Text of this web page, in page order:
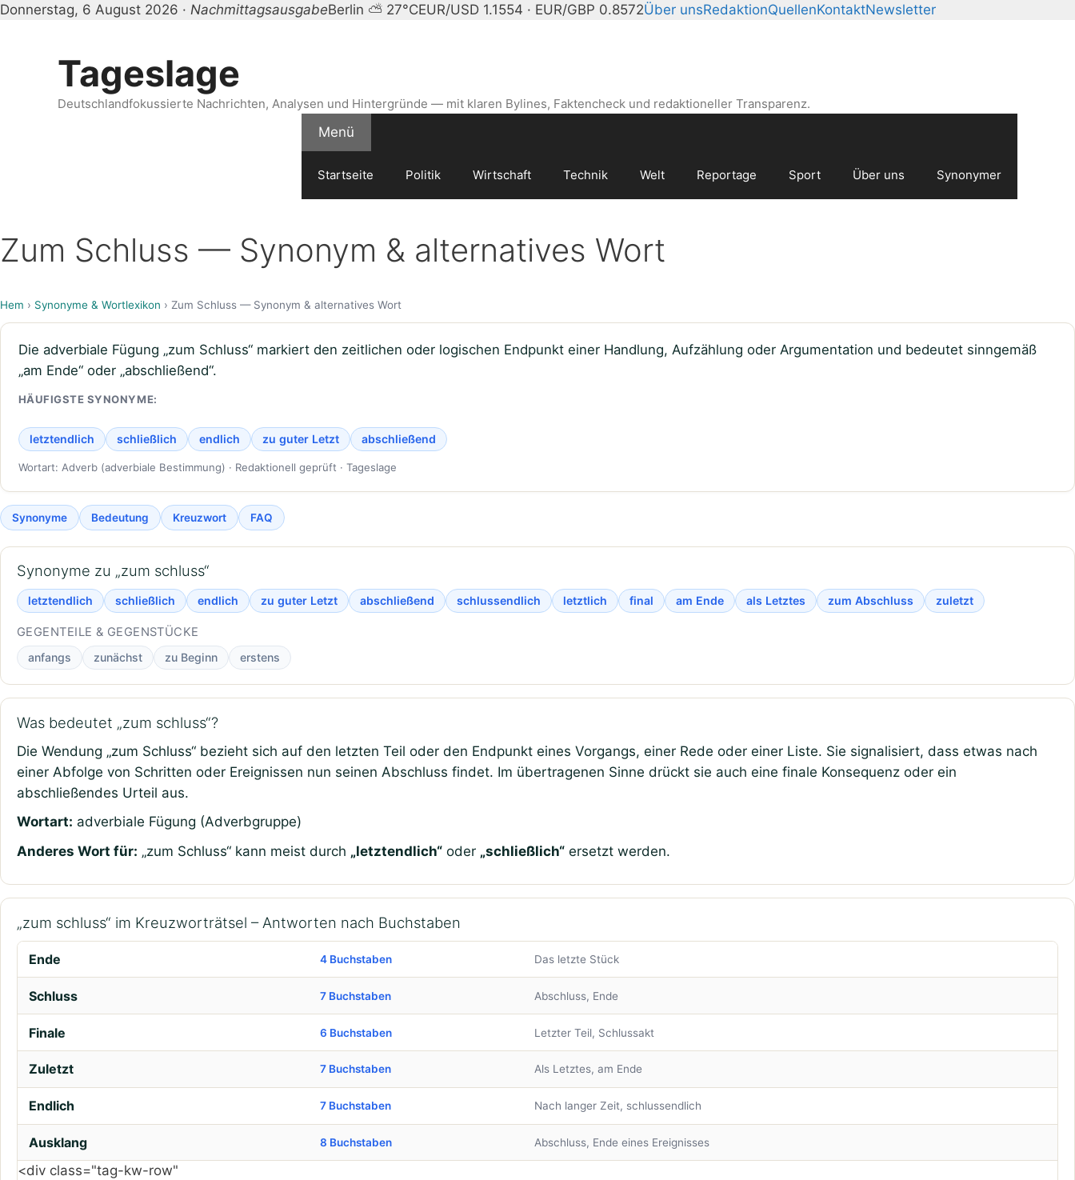
Donnerstag, 6 August 2026 · NachmittagsausgabeBerlin ⛅ 27°CEUR/USD 1.1554 · EUR/GBP 0.8572Über unsRedaktionQuellenKontaktNewsletter
Tageslage
Deutschlandfokussierte Nachrichten, Analysen und Hintergründe — mit klaren Bylines, Faktencheck und redaktioneller Transparenz.
Menü
Startseite Politik Wirtschaft Technik Welt Reportage Sport Über uns Synonymer
Zum Schluss — Synonym & alternatives Wort
Hem › Synonyme & Wortlexikon › Zum Schluss — Synonym & alternatives Wort
Die adverbiale Fügung „zum Schluss“ markiert den zeitlichen oder logischen Endpunkt einer Handlung, Aufzählung oder Argumentation und bedeutet sinngemäß
„am Ende“ oder „abschließend“.
HÄUFIGSTE SYNONYME:
letztendlich schließlich endlich zu guter Letzt abschließend
Wortart: Adverb (adverbiale Bestimmung) · Redaktionell geprüft · Tageslage
Synonyme Bedeutung Kreuzwort FAQ
Synonyme zu „zum schluss“
letztendlich schließlich endlich zu guter Letzt abschließend schlussendlich letztlich final am Ende als Letztes zum Abschluss zuletzt
GEGENTEILE & GEGENSTÜCKE
anfangs zunächst zu Beginn erstens
Was bedeutet „zum schluss“?
Die Wendung „zum Schluss“ bezieht sich auf den letzten Teil oder den Endpunkt eines Vorgangs, einer Rede oder einer Liste. Sie signalisiert, dass etwas nach
einer Abfolge von Schritten oder Ereignissen nun seinen Abschluss findet. Im übertragenen Sinne drückt sie auch eine finale Konsequenz oder ein
abschließendes Urteil aus.
Wortart: adverbiale Fügung (Adverbgruppe)
Anderes Wort für: „zum Schluss“ kann meist durch „letztendlich“ oder „schließlich“ ersetzt werden.
„zum schluss“ im Kreuzworträtsel – Antworten nach Buchstaben
Ende 4 Buchstaben Das letzte Stück
Schluss 7 Buchstaben Abschluss, Ende
Finale 6 Buchstaben Letzter Teil, Schlussakt
Zuletzt 7 Buchstaben Als Letztes, am Ende
Endlich 7 Buchstaben Nach langer Zeit, schlussendlich
Ausklang 8 Buchstaben Abschluss, Ende eines Ereignisses
<div class="tag-kw-row"